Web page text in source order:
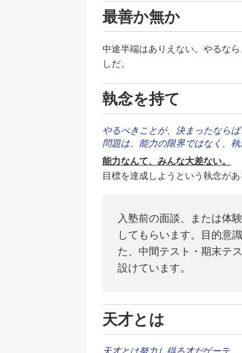
最善か無か
中途半端はありえない。やるな
しだ。
執念を持て
やるべきことが、決まったなら
問題は、能力の限界ではなく、
能力なんて、みんな大差ない。
目標を達成しようという執念があ
入塾前の面談、または体
してもらいます。目的意
た、中間テスト・期末テ
設けています。
天才とは
天才とは努力し得る才だゲーテ